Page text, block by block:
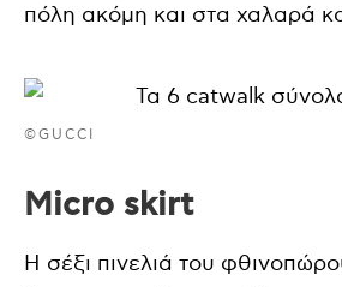
πόλη ακόμη και στα χαλαρά
©GUCCI
Micro skirt
Η σέξι πινελιά του